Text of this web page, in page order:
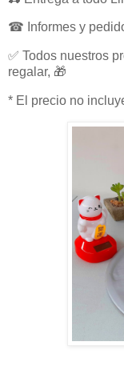
☎ Informes y
✅ Todos nuestros
regalar, 🎁
* El precio no